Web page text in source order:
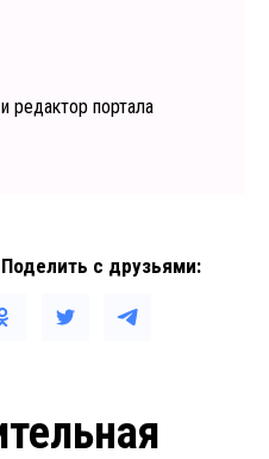
редактор портала
с друзьями: